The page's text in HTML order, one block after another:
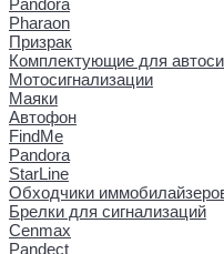
Pharaon
Призрак
Комплектующие для
Мотосигнализации
Маяки
Автофон
FindMe
Pandora
StarLine
Обходчики
Брелки для сигнализаций
Cenmax
Pandect